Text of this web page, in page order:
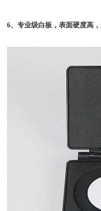
6、专业级白板，表面硬度高